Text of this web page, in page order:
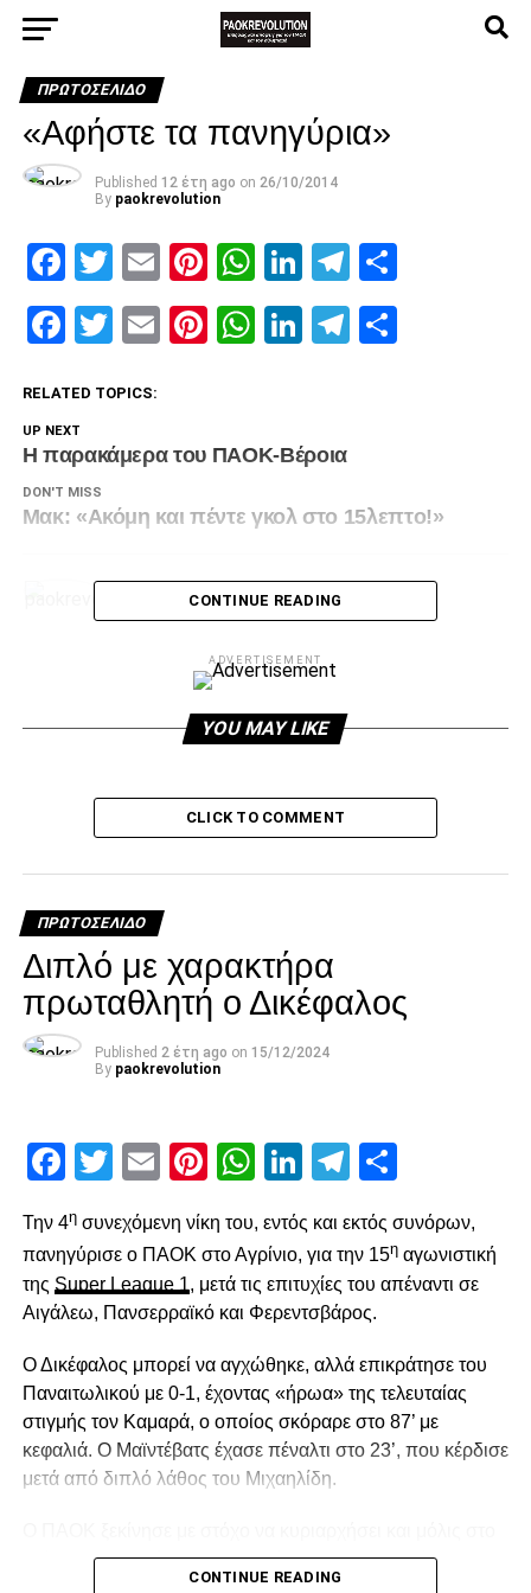
ΠΡΩΤΟΣΈΛΙΔΟ
«Αφήστε τα πανηγύρια»
Published 12 έτη ago on 26/10/2014
By paokrevolution
Facebook
Twitter
EmailPinterest
WhatsApp
LinkedIn
Telegram
Facebook
Twitter
EmailPinterest
WhatsApp
LinkedIn
Telegram
RELATED TOPICS:
UP NEXT
Η παρακάμερα του ΠΑΟΚ-Βέροια
DON'T MISS
Μακ: «Ακόμη και πέντε γκολ στο 15λεπτο!»
paokrevolution
CONTINUE READING
ADVERTISEMENT
YOU MAY LIKE
CLICK TO COMMENT
ΠΡΩΤΟΣΈΛΙΔΟ
Διπλό με χαρακτήρα
πρωταθλητή ο Δικέφαλος
Published 2 έτη ago on 15/12/2024
By paokrevolution
Facebook
Twitter
EmailPinterest
WhatsApp
LinkedIn
Telegram
Την 4ησυνεχόμενη νίκη του, εντός και εκτός συνόρων,
πανηγύρισε ο ΠΑΟΚ στο Αγρίνιο, για την 15ηαγωνιστική
της Super League 1, μετά τις επιτυχίες του απέναντι σε
Αιγάλεω, Πανσερραϊκό και Φερεντσβάρος.
Ο Δικέφαλος μπορεί να αγχώθηκε, αλλά επικράτησε του
Παναιτωλικού με 0-1, έχοντας «ήρωα» της τελευταίας
στιγμής τον Καμαρά, ο οποίος σκόραρε στο 87’ με
κεφαλιά. Ο Μαϊντέβατς έχασε πέναλτι στο 23’, που κέρδισε
μετά από διπλό λάθος του Μιχαηλίδη.
2′ έχασε την πρώτη του ευκαιρία. Ο Σορετίρε βρέθηκε σε
θέση βολής πλάγια μέσα στην περιοχή, πλάσαρε, αλλά
CONTINUE READING